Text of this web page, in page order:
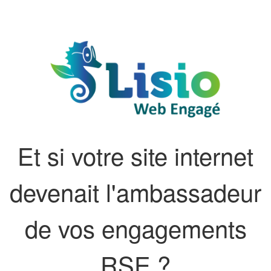
Et si votre site internet
devenait l'ambassadeur
de vos engagements